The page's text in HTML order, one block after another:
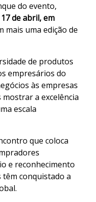
do evento,
de abril, em
mais uma edição de
de produtos
empresários do
às empresas
a excelência
escala
que coloca
e reconhecimento
conquistado a